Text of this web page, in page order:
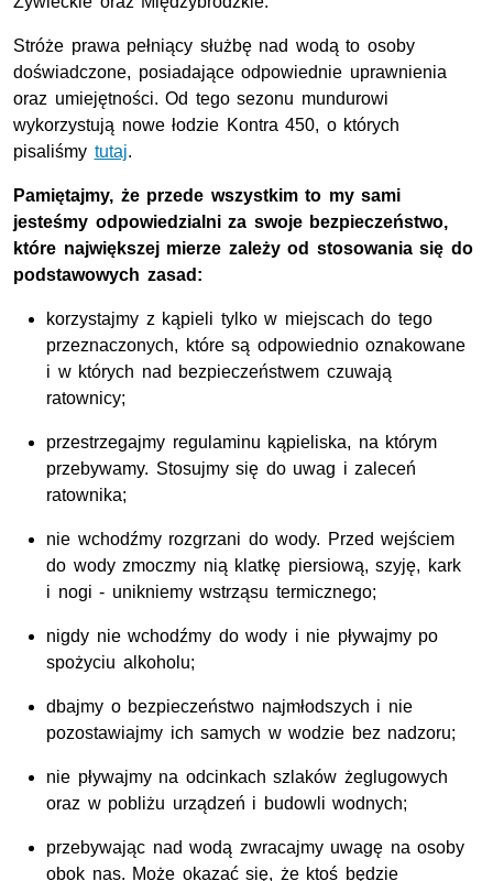
Stróże prawa pełniący służbę nad wodą to osoby
doświadczone, posiadające odpowiednie uprawnienia
oraz umiejętności. Od tego sezonu mundurowi
wykorzystują nowe łodzie Kontra 450, o których
pisaliśmy tutaj.
Pamiętajmy, że przede wszystkim to my sami
jesteśmy odpowiedzialni za swoje bezpieczeństwo,
które największej mierze zależy od stosowania się do
podstawowych zasad:
korzystajmy z kąpieli tylko w miejscach do tego
przeznaczonych, które są odpowiednio oznakowane
i w których nad bezpieczeństwem czuwają
ratownicy;
przestrzegajmy regulaminu kąpieliska, na którym
przebywamy. Stosujmy się do uwag i zaleceń
ratownika;
nie wchodźmy rozgrzani do wody. Przed wejściem
do wody zmoczmy nią klatkę piersiową, szyję, kark
i nogi - unikniemy wstrząsu termicznego;
nigdy nie wchodźmy do wody i nie pływajmy po
spożyciu alkoholu;
dbajmy o bezpieczeństwo najmłodszych i nie
pozostawiajmy ich samych w wodzie bez nadzoru;
nie pływajmy na odcinkach szlaków żeglugowych
oraz w pobliżu urządzeń i budowli wodnych;
przebywając nad wodą zwracajmy uwagę na osoby
obok nas. Może okazać się, że ktoś będzie